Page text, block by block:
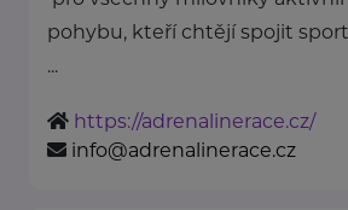
pohybu, kteří chtějí spojit
...
https://adrenalinerace.cz/
info@adrenalinerace.cz